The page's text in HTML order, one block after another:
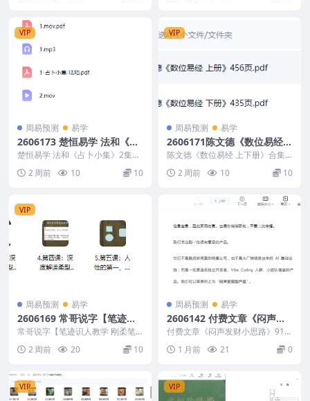
VIP
周易预测 易学
2606173 楚恒易学 法和《占
卜小集》2集视频+文档
楚恒易学 法和《占卜小集》2集视
频+文档 2606173 以下内容...
2 周前 10 10
VIP
周易预测 易学
2606171陈文德《数位易经
上下册》合集
陈文德《数位易经 上下册》合集 2
606171 以下内容为整理的相关资
料内容相关...
2 周前 10 10
VIP
周易预测 易学
2606169 常哥说字【笔迹识
人教学 刚柔笔迹分析法】视
频11集
常哥说字【笔迹识人教学 刚柔笔
迹分析法】视频11集 2606169 ├
── 2....
2 周前 20 10
周易预测 易学
2606142 付费文章《闷声发
财小思路》91页
付费文章《闷声发财小思路》91页
2606142 以下内容为整理的相关
资料内容相...
1 月前 21 0
VIP VIP